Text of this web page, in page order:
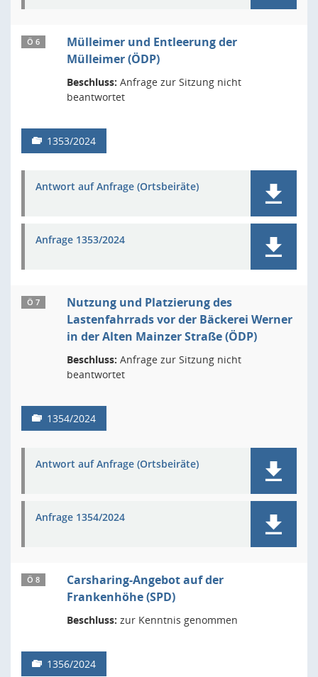
Ö 6
Mülleimer und Entleerung der
Mülleimer (ÖDP)
Beschluss: Anfrage zur Sitzung nicht
beantwortet
1353/2024
Antwort auf Anfrage (Ortsbeiräte)
Anfrage 1353/2024
Ö 7
Nutzung und Platzierung des
Lastenfahrrads vor der Bäckerei Werner
in der Alten Mainzer Straße (ÖDP)
Beschluss: Anfrage zur Sitzung nicht
beantwortet
1354/2024
Antwort auf Anfrage (Ortsbeiräte)
Anfrage 1354/2024
Ö 8
Carsharing-Angebot auf der
Frankenhöhe (SPD)
Beschluss: zur Kenntnis genommen
1356/2024